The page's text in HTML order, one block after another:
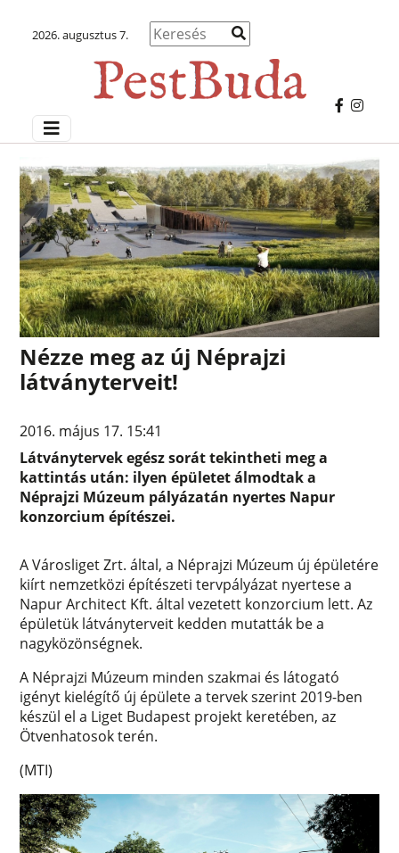
2026. augusztus 7.
Nézze meg az új Néprajzi
látványterveit!
2016. május 17. 15:41
Látványtervek egész sorát tekintheti meg a
kattintás után: ilyen épületet álmodtak a
Néprajzi Múzeum pályázatán nyertes Napur
konzorcium építészei.
A Városliget Zrt. által, a Néprajzi Múzeum új épületére
kiírt nemzetközi építészeti tervpályázat nyertese a
Napur Architect Kft. által vezetett konzorcium lett. Az
épületük látványterveit kedden mutatták be a
nagyközönségnek.
A Néprajzi Múzeum minden szakmai és látogató
igényt kielégítő új épülete a tervek szerint 2019-ben
készül el a Liget Budapest projekt keretében, az
Ötvenhatosok terén.
(MTI)